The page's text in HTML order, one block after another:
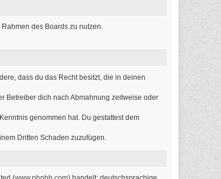
des Boards zu nutzen.
dass du das Recht besitzt, die in deinen
Betreiber dich nach Abmahnung zeitweise oder
genommen hat. Du gestattest dem
Dritten Schaden zuzufügen.